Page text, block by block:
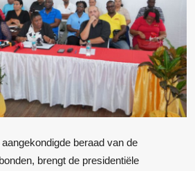
beraad van de
brengt de presidentiële